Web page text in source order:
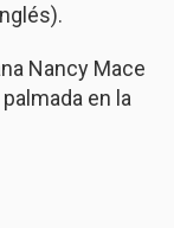
Nancy Mace
en la